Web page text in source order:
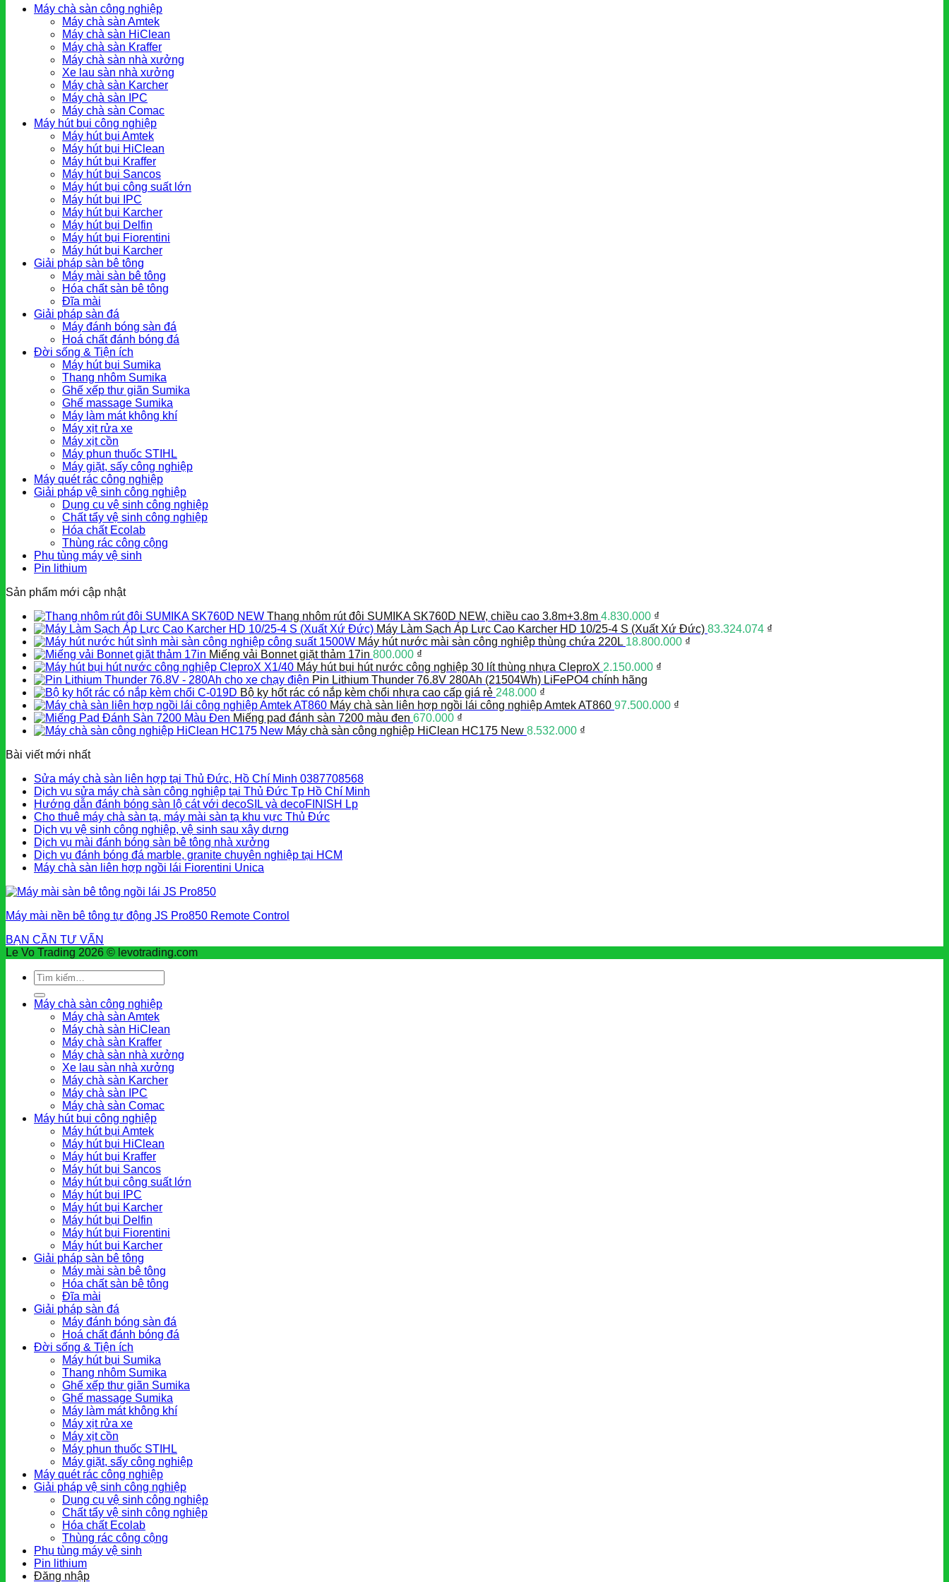
Máy chà sàn công nghiệp
Máy chà sàn Amtek
Máy chà sàn HiClean
Máy chà sàn Kraffer
Máy chà sàn nhà xưởng
Xe lau sàn nhà xưởng
Máy chà sàn Karcher
Máy chà sàn IPC
Máy chà sàn Comac
Máy hút bụi công nghiệp
Máy hút bụi Amtek
Máy hút bụi HiClean
Máy hút bụi Kraffer
Máy hút bụi Sancos
Máy hút bụi công suất lớn
Máy hút bụi IPC
Máy hút bụi Karcher
Máy hút bụi Delfin
Máy hút bụi Fiorentini
Máy hút bụi Karcher
Giải pháp sàn bê tông
Máy mài sàn bê tông
Hóa chất sàn bê tông
Đĩa mài
Giải pháp sàn đá
Máy đánh bóng sàn đá
Hoá chất đánh bóng đá
Đời sống & Tiện ích
Máy hút bụi Sumika
Thang nhôm Sumika
Ghế xếp thư giãn Sumika
Ghế massage Sumika
Máy làm mát không khí
Máy xịt rửa xe
Máy xịt cồn
Máy phun thuốc STIHL
Máy giặt, sấy công nghiệp
Máy quét rác công nghiệp
Giải pháp vệ sinh công nghiệp
Dụng cụ vệ sinh công nghiệp
Chất tẩy vệ sinh công nghiệp
Hóa chất Ecolab
Thùng rác công cộng
Phụ tùng máy vệ sinh
Pin lithium
Sản phẩm mới cập nhật
Thang nhôm rút đôi SUMIKA SK760D NEW, chiều cao 3.8m+3.8m 4.830.000 ₫
Máy Làm Sạch Áp Lực Cao Karcher HD 10/25-4 S (Xuất Xứ Đức) 83.324.074 ₫
Máy hút nước mài sàn công nghiệp thùng chứa 220L 18.800.000 ₫
Miếng vải Bonnet giặt thảm 17in 800.000 ₫
Máy hút bụi hút nước công nghiệp 30 lít thùng nhựa CleproX 2.150.000 ₫
Pin Lithium Thunder 76.8V 280Ah (21504Wh) LiFePO4 chính hãng
Bộ ky hốt rác có nắp kèm chổi nhựa cao cấp giá rẻ 248.000 ₫
Máy chà sàn liên hợp ngồi lái công nghiệp Amtek AT860 97.500.000 ₫
Miếng pad đánh sàn 7200 màu đen 670.000 ₫
Máy chà sàn công nghiệp HiClean HC175 New 8.532.000 ₫
Bài viết mới nhất
Sửa máy chà sàn liên hợp tại Thủ Đức, Hồ Chí Minh 0387708568
Dịch vụ sửa máy chà sàn công nghiệp tại Thủ Đức Tp Hồ Chí Minh
Hướng dẫn đánh bóng sàn lộ cát với decoSIL và decoFINISH Lp
Cho thuê máy chà sàn tạ, máy mài sàn tạ khu vực Thủ Đức
Dịch vụ vệ sinh công nghiệp, vệ sinh sau xây dựng
Dịch vụ mài đánh bóng sàn bê tông nhà xưởng
Dịch vụ đánh bóng đá marble, granite chuyên nghiệp tại HCM
Máy chà sàn liên hợp ngồi lái Fiorentini Unica
Máy mài nền bê tông tự động JS Pro850 Remote Control
BẠN CẦN TƯ VẤN
Le Vo Trading 2026 © levotrading.com
Tìm
kiếm:
Máy chà sàn công nghiệp
Máy chà sàn Amtek
Máy chà sàn HiClean
Máy chà sàn Kraffer
Máy chà sàn nhà xưởng
Xe lau sàn nhà xưởng
Máy chà sàn Karcher
Máy chà sàn IPC
Máy chà sàn Comac
Máy hút bụi công nghiệp
Máy hút bụi Amtek
Máy hút bụi HiClean
Máy hút bụi Kraffer
Máy hút bụi Sancos
Máy hút bụi công suất lớn
Máy hút bụi IPC
Máy hút bụi Karcher
Máy hút bụi Delfin
Máy hút bụi Fiorentini
Máy hút bụi Karcher
Giải pháp sàn bê tông
Máy mài sàn bê tông
Hóa chất sàn bê tông
Đĩa mài
Giải pháp sàn đá
Máy đánh bóng sàn đá
Hoá chất đánh bóng đá
Đời sống & Tiện ích
Máy hút bụi Sumika
Thang nhôm Sumika
Ghế xếp thư giãn Sumika
Ghế massage Sumika
Máy làm mát không khí
Máy xịt rửa xe
Máy xịt cồn
Máy phun thuốc STIHL
Máy giặt, sấy công nghiệp
Máy quét rác công nghiệp
Giải pháp vệ sinh công nghiệp
Dụng cụ vệ sinh công nghiệp
Chất tẩy vệ sinh công nghiệp
Hóa chất Ecolab
Thùng rác công cộng
Phụ tùng máy vệ sinh
Pin lithium
Đăng nhập